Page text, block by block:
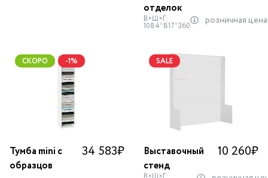
отделок
В×Ш×Г:
1084*817*360 розничная цена
Тумба mini с
образцов
34 583₽
СКОРО -1%
Выставочный
стенд
10 260₽
SALE